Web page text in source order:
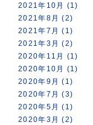
2021年10月 (1)
2021年8月 (2)
2021年7月 (1)
2021年3月 (2)
2020年11月 (1)
2020年10月 (1)
2020年9月 (1)
2020年7月 (3)
2020年5月 (1)
2020年3月 (2)